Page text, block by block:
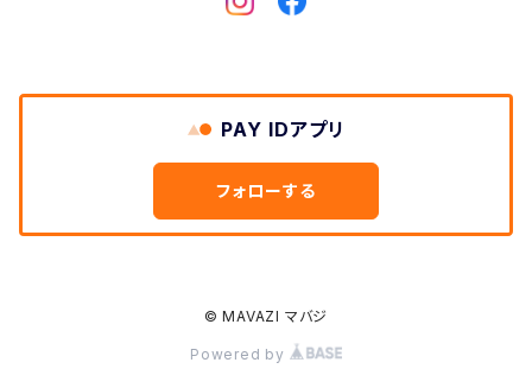
FERNAND LEATHER
PAY IDアプリ
フォローする
© MAVAZI マバジ
Powered by